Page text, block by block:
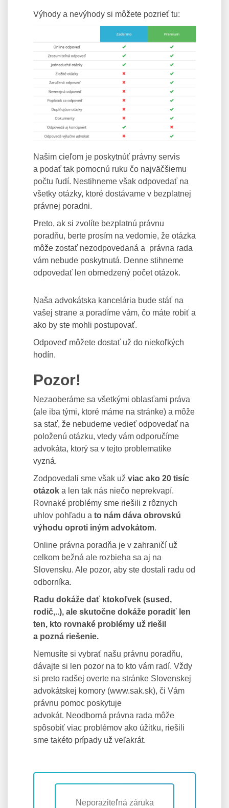
Výhody a nevýhody si môžete pozrieť tu:
Našim cieľom je poskytnúť právny servis
a podať tak pomocnú ruku čo najväčšiemu
počtu ľudí. Nestihneme však odpovedať na
všetky otázky, ktoré dostávame v bezplatnej
právnej poradni.
Preto, ak si zvolíte bezplatnú právnu
poradňu, berte prosím na vedomie, že otázka
môže zostať nezodpovedaná a právna rada
vám nebude poskytnutá. Denne stihneme
odpovedať len obmedzený počet otázok.
Naša advokátska kancelária bude stáť na
vašej strane a poradíme vám, čo máte robiť a
ako by ste mohli postupovať.
Odpoveď môžete dostať už do niekoľkých
hodín.
Pozor!
Nezaoberáme sa všetkými oblasťami práva
(ale iba tými, ktoré máme na stránke) a môže
sa stať, že nebudeme vedieť odpovedať na
položenú otázku, vtedy vám odporučíme
advokáta, ktorý sa v tejto problematike
vyzná.
Zodpovedali sme však už viac ako 20 tisíc
otázok a len tak nás niečo neprekvapí.
Rovnaké problémy sme riešili z rôznych
uhlov pohľadu a to nám dáva obrovskú
výhodu oproti iným advokátom.
Online právna poradňa je v zahraničí už
celkom bežná ale rozbieha sa aj na
Slovensku. Ale pozor, aby ste dostali radu od
odborníka.
Radu dokáže dať ktokoľvek (sused,
rodič,..), ale skutočne dokáže poradiť len
ten, kto rovnaké problémy už riešil
a pozná riešenie.
Nemusíte si vybrať našu právnu poradňu,
dávajte si len pozor na to kto vám radí. Vždy
si preto radšej overte na stránke Slovenskej
advokátskej komory (www.sak.sk), či Vám
právnu pomoc poskytuje
advokát. Neodborná právna rada môže
spôsobiť viac problémov ako úžitku, riešili
sme takéto prípady už veľakrát.
Neporaziteľná záruka